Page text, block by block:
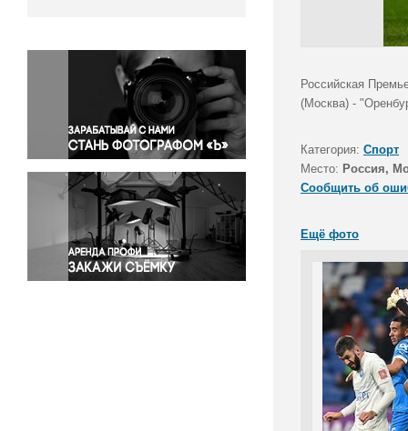
Окружающая среда
Политика
Правосудие
Происшествия и конфликты
Религия
Светская жизнь
Спорт
Экология
Экономика и бизнес
Российская
(Москва) -
Категория: Спорт
Место: Россия,
Сообщить об
Ещё фото